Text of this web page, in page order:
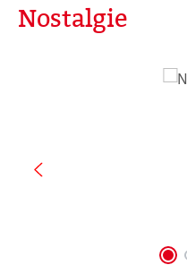
Nostalgie
Ignorer la galerie d'images